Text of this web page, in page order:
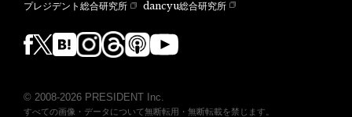
プレジデント総合研究所 dancyu総合研究所
© 2008-2026 PRESIDENT Inc.
すべての画像・データについて無断転用・無断転載を禁じます。